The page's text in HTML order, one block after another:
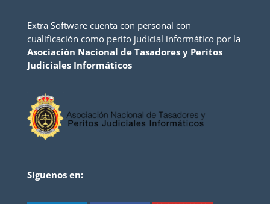
Extra Software cuenta con personal con
cualificación como perito judicial informático por la
Asociación Nacional de Tasadores y Peritos
Judiciales Informáticos
Síguenos en: